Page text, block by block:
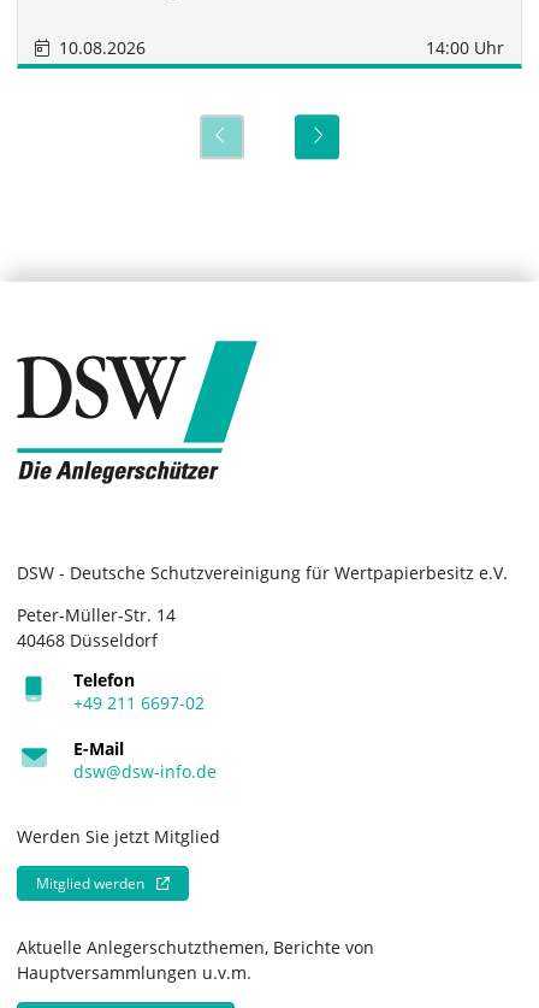
10.08.2026 14:00 Uhr
DSW - Deutsche Schutzvereinigung für Wertpapierbesitz e.V.
Peter-Müller-Str. 14
40468 Düsseldorf
Telefon
+49 211 6697-02
E-Mail
dsw@dsw-info.de
Werden Sie jetzt Mitglied
Mitglied werden
Aktuelle Anlegerschutzthemen, Berichte von
Hauptversammlungen u.v.m.